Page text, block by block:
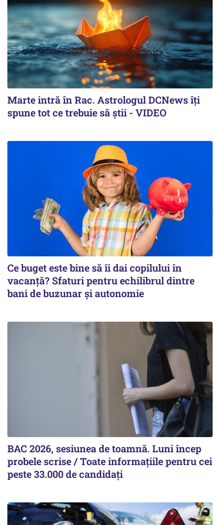
Marte intră în Rac. Astrologul DCNews îți
spune tot ce trebuie să știi - VIDEO
Ce buget este bine să îi dai copilului în
vacanță? Sfaturi pentru echilibrul dintre
bani de buzunar și autonomie
BAC 2026, sesiunea de toamnă. Luni încep
probele scrise / Toate informațiile pentru cei
peste 33.000 de candidați